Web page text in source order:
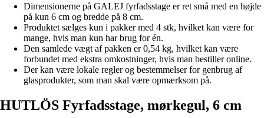
Dimensionerne på GALEJ fyrfadsstage er ret små med en højde
på kun 6 cm og bredde på 8 cm.
Produktet sælges kun i pakker med 4 stk, hvilket kan være for
mange, hvis man kun har brug for én.
Den samlede vægt af pakken er 0,54 kg, hvilket kan være
forbundet med ekstra omkostninger, hvis man bestiller online.
Der kan være lokale regler og bestemmelser for genbrug af
glasprodukter, som man skal være opmærksom på.
HUTLÖS Fyrfadsstage, mørkegul, 6 cm